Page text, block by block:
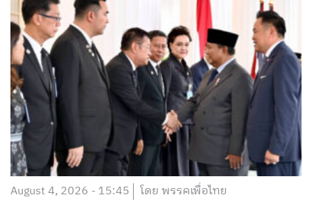
August 4, 2026 - 15:45 โดย พรรคเพื่อไทย